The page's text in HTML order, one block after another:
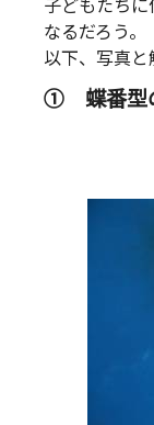
子どもたち
なるだろう。
以下、写真と
① 蝶番型